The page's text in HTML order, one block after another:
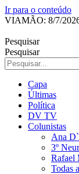
Ir para o conteúdo
VIAMÃO: 8/7/
Pesquisar
Pesquisar
Capa
Últimas
Política
DV TV
Colunistas
Ana
3º
Rafael
Todas